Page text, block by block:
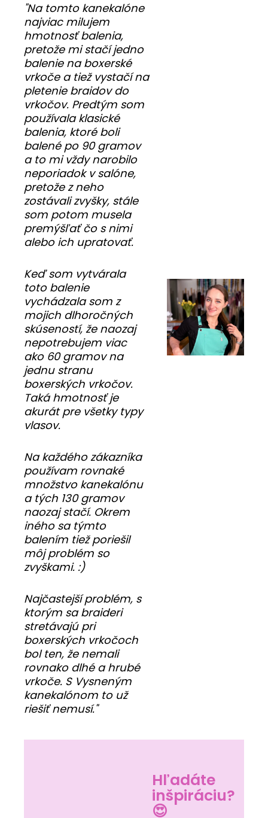
"Na tomto kanekalóne
najviac milujem
hmotnosť balenia,
pretože mi stačí jedno
balenie na boxerské
vrkoče a tiež vystačí na
pletenie braidov do
vrkočov. Predtým som
používala klasické
balenia, ktoré boli
balené po 90 gramov
a to mi vždy narobilo
neporiadok v salóne,
pretože z neho
zostávali zvyšky, stále
som potom musela
premýšľať čo s nimi
alebo ich upratovať.
Keď som vytvárala
toto balenie
vychádzala som z
mojich dlhoročných
skúseností, že naozaj
nepotrebujem viac
ako 60 gramov na
jednu stranu
boxerských vrkočov.
Taká hmotnosť je
akurát pre všetky typy
vlasov.
Na každého zákazníka
používam rovnaké
množstvo kanekalónu
a tých 130 gramov
naozaj stačí. Okrem
iného sa týmto
balením tiež poriešil
môj problém so
zvyškami. :)
Najčastejší problém, s
ktorým sa braideri
stretávajú pri
boxerských vrkočoch
bol ten, že nemali
rovnako dlhé a hrubé
vrkoče. S Vysneným
kanekalónom to už
riešiť nemusí."
Hľadáte
inšpiráciu?
😍